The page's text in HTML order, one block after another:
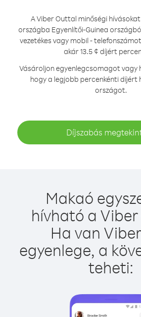
A Viber Outtal minőségi
országba Egyenlítői-Guinea
vezetékes vagy mobil -
akár 13.5 ¢ díjért
Vásároljon egyenlegcsomagot vagy
hogy a legjobb percenkénti díjért
országot.
Díjszabás
Makaó
hívható a
Ha van
egyenlege, a
teheti: